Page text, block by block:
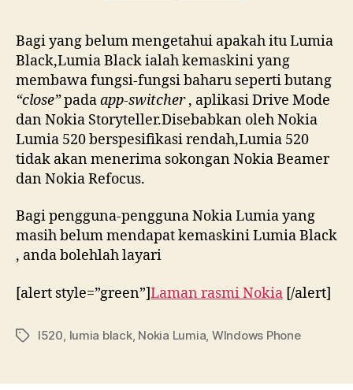
Bagi yang belum mengetahui apakah itu Lumia
Black,Lumia Black ialah kemaskini yang
membawa fungsi-fungsi baharu seperti butang
“close”padaapp-switcher, aplikasi Drive Mode
dan Nokia Storyteller.Disebabkan oleh Nokia
Lumia 520 berspesifikasi rendah,Lumia 520
tidak akan menerima sokongan Nokia Beamer
dan Nokia Refocus.
Bagi pengguna-pengguna Nokia Lumia yang
masih belum mendapat kemaskini Lumia Black
, anda bolehlah layari
[alert style=”green”]Laman rasmi Nokia [/alert]
Tagsl520, lumia black, Nokia Lumia, WIndows Phone